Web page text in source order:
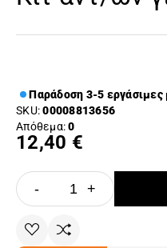
Παράδοση 3-5 εργάσιμες
SKU:00008813656
Απόθεμα:0
12,40 €
- +